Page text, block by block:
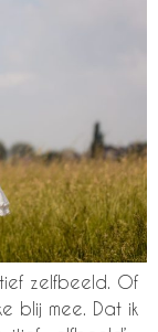
zelfbeeld. Of
blij mee. Dat ik